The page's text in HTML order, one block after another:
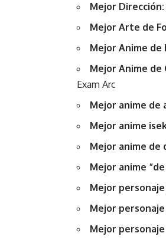
Mejor Dirección:
Mejor Arte de
Mejor Anime de
Mejor Anime de
Exam Arc
Mejor anime de
Mejor anime
Mejor anime de
Mejor anime
Mejor
Mejor
Mejor